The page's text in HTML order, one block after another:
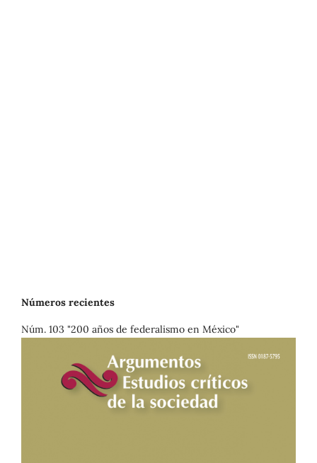
Números recientes
Núm. 103 "200 años de federalismo en México"